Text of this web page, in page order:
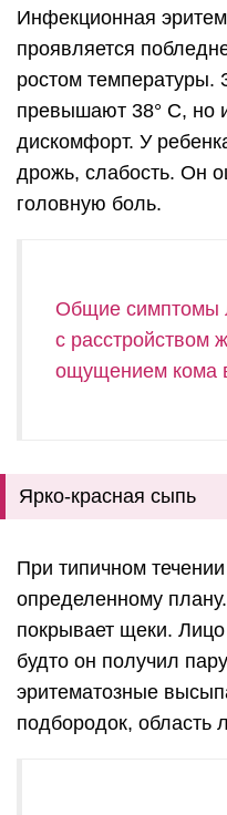
Инфекционная
проявляется
ростом температуры.
превышают 38° С, но
дискомфорт. У
дрожь, слабость. Он
головную боль.
Общие симптомы
с расстройством
ощущением кома
Ярко-красная сыпь
При типичном
определенному
покрывает щеки.
будто он получил
эритематозные
подбородок, область